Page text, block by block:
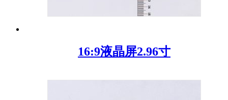
16:9液晶屏2.96寸